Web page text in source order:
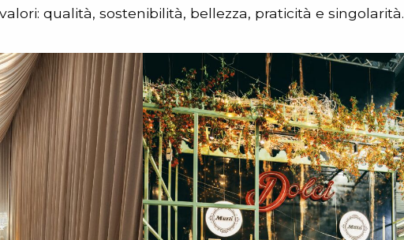
qualità, sostenibilità, bellezza, praticità e singolarità.